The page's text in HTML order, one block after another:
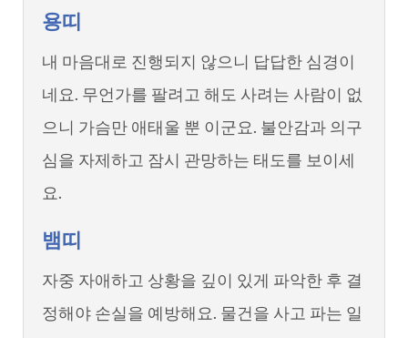
용띠
내 마음대로 진행되지 않으니 답답한 심경이
네요. 무언가를 팔려고 해도 사려는 사람이 없
으니 가슴만 애태울 뿐 이군요. 불안감과 의구
심을 자제하고 잠시 관망하는 태도를 보이세
요.
뱀띠
자중 자애하고 상황을 깊이 있게 파악한 후 결
정해야 손실을 예방해요. 물건을 사고 파는 일